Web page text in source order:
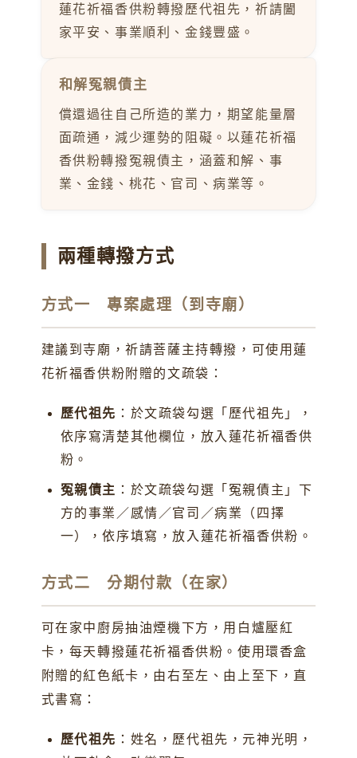
蓮花祈福香供粉轉撥歷代祖先，祈請闔
家平安、事業順利、金錢豐盛。
和解冤親債主
償還過往自己所造的業力，期望能量層
面疏通，減少運勢的阻礙。以蓮花祈福
香供粉轉撥冤親債主，涵蓋和解、事
業、金錢、桃花、官司、病業等。
兩種轉撥方式
方式一 專案處理（到寺廟）
建議到寺廟，祈請菩薩主持轉撥，可使用蓮
花祈福香供粉附贈的文疏袋：
歷代祖先 ：於文疏袋勾選「歷代祖先」，
依序寫清楚其他欄位，放入蓮花祈福香供
粉。
冤親債主 ：於文疏袋勾選「冤親債主」下
方的事業／感情／官司／病業（四擇
一），依序填寫，放入蓮花祈福香供粉。
方式二 分期付款（在家）
可在家中廚房抽油煙機下方，用白爐壓紅
卡，每天轉撥蓮花祈福香供粉。使用環香盒
附贈的紅色紙卡，由右至左、由上至下，直
式書寫：
歷代祖先 ：姓名，歷代祖先，元神光明，